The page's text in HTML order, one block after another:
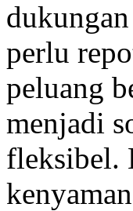
dukungan
perlu
peluang
menjadi
fleksibel.